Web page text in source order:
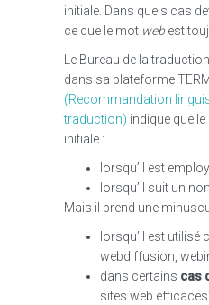
initiale. Dans quels cas
ce que le mot web est
Le Bureau de la
dans sa plateforme
(Recommandation
traduction) indique que
initiale :
lorsqu’il est
lorsqu’il suit un
Mais il prend une
lorsqu’il est utilisé
webdiffusion,
dans certains cas
sites web